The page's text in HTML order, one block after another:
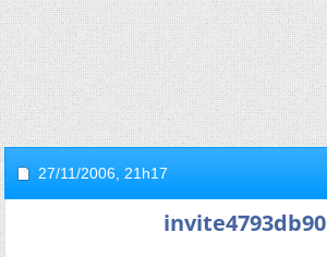
27/11/2006, 21h17
invite4793db90